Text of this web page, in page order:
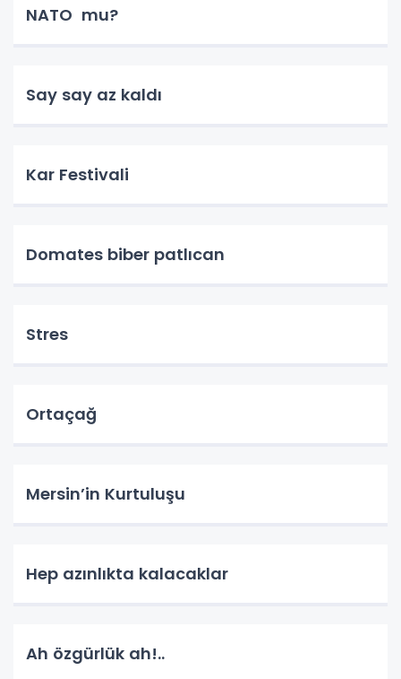
NATO mu?
Say say az kaldı
Kar Festivali
Domates biber patlıcan
Stres
Ortaçağ
Mersin’in Kurtuluşu
Hep azınlıkta kalacaklar
Ah özgürlük ah!..